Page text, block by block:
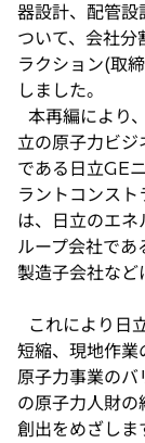
開
く
器設計、配管設
ついて、会社分
ラクション(取
しました。
本再編により
立の原子力ビジ
である日立GE
ラントコンス
は、日立のエ
ループ会社であ
製造子会社など
これにより日
短縮、現地作業
原子力事業のバ
の原子力人財
創出をめざしま